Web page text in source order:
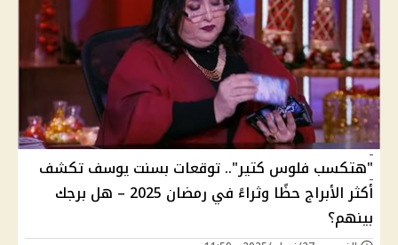
"هتكسب فلوس كتير".. توقعات بسنت يوسف تكشف
أكثر الأبراج حظًا وثراءً في رمضان 2025 – هل برجك
بينهم؟